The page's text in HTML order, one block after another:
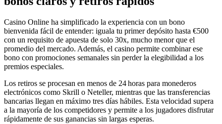
Casino Online ha simplificado la experiencia con un bono
bienvenida fácil de entender: iguala tu primer depósito hasta €500
con un requisito de apuesta de solo 30x, mucho menor que el
promedio del mercado. Además, el casino permite combinar ese
bono con promociones semanales sin perder la elegibilidad a los
premios especiales.
Los retiros se procesan en menos de 24 horas para monederos
electrónicos como Skrill o Neteller, mientras que las transferencias
bancarias llegan en máximo tres días hábiles. Esta velocidad supera
a la mayoría de los competidores y permite a los jugadores disfrutar
rápidamente de sus ganancias sin largas esperas.